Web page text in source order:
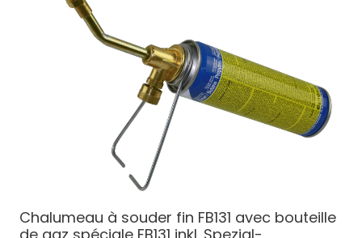
Chalumeau à souder fin FB131 avec bouteille